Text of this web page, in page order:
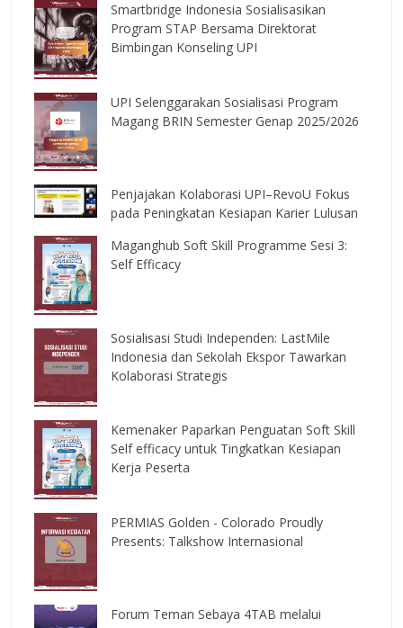
Smartbridge Indonesia Sosialisasikan
Program STAP Bersama Direktorat
Bimbingan Konseling UPI
UPI Selenggarakan Sosialisasi Program
Magang BRIN Semester Genap 2025/2026
Penjajakan Kolaborasi UPI–RevoU Fokus
pada Peningkatan Kesiapan Karier Lulusan
Maganghub Soft Skill Programme Sesi 3:
Self Efficacy
Sosialisasi Studi Independen: LastMile
Indonesia dan Sekolah Ekspor Tawarkan
Kolaborasi Strategis
Kemenaker Paparkan Penguatan Soft Skill
Self efficacy untuk Tingkatkan Kesiapan
Kerja Peserta
PERMIAS Golden - Colorado Proudly
Presents: Talkshow Internasional
Forum Teman Sebaya 4TAB melalui